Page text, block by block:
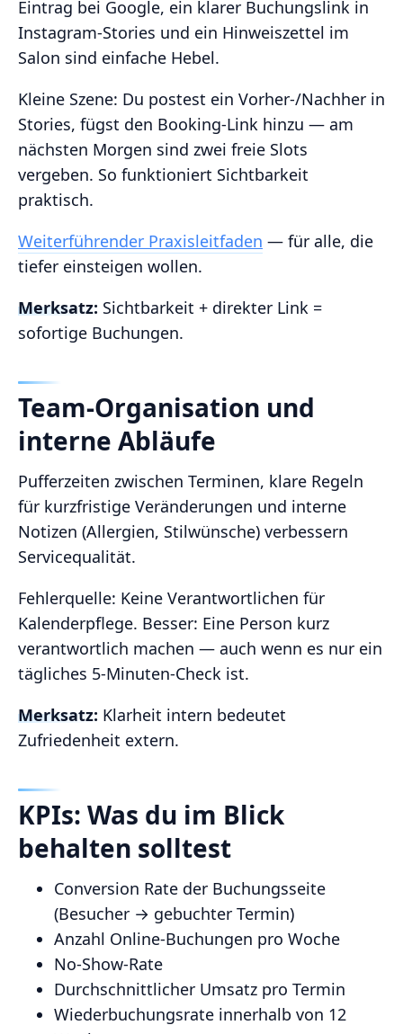
Eintrag bei Google, ein klarer Buchungslink in
Instagram‑Stories und ein Hinweiszettel im
Salon sind einfache Hebel.
Kleine Szene: Du postest ein Vorher‑/Nachher in
Stories, fügst den Booking‑Link hinzu — am
nächsten Morgen sind zwei freie Slots
vergeben. So funktioniert Sichtbarkeit
praktisch.
Weiterführender Praxisleitfaden — für alle, die
tiefer einsteigen wollen.
Merksatz: Sichtbarkeit + direkter Link =
sofortige Buchungen.
Team‑Organisation und
interne Abläufe
Pufferzeiten zwischen Terminen, klare Regeln
für kurzfristige Veränderungen und interne
Notizen (Allergien, Stilwünsche) verbessern
Servicequalität.
Fehlerquelle: Keine Verantwortlichen für
Kalenderpflege. Besser: Eine Person kurz
verantwortlich machen — auch wenn es nur ein
tägliches 5‑Minuten‑Check ist.
Merksatz: Klarheit intern bedeutet
Zufriedenheit extern.
KPIs: Was du im Blick
behalten solltest
Conversion Rate der Buchungsseite
(Besucher → gebuchter Termin)
Anzahl Online‑Buchungen pro Woche
No‑Show‑Rate
Durchschnittlicher Umsatz pro Termin
Wiederbuchungsrate innerhalb von 12